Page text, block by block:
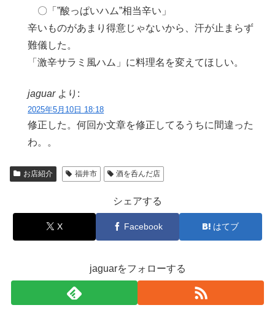
〇「”酸っぱいハム”相当辛い」
辛いものがあまり得意じゃないから、汗が止まらず
難儀した。
「激辛サラミ風ハム」に料理名を変えてほしい。
jaguar より:
2025年5月10日 18:18
修正した。何回か文章を修正してるうちに間違った
わ。。
お店紹介 福井市 酒を呑んだ店
シェアする
X Facebook はてブ
jaguarをフォローする